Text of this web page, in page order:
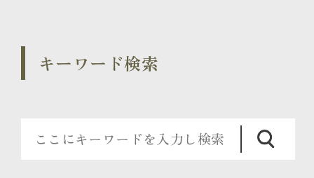
キーワード検索